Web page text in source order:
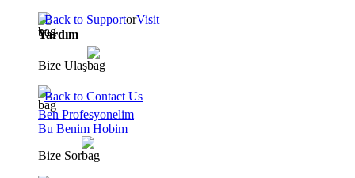
Back to SupportorVisit
Yardım
Bize Ulaş
Back to Contact Us
Ben Profesyonelim
Bu Benim Hobim
Bize Sor